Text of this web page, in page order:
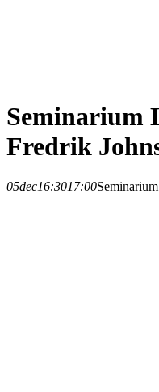
Seminarium
Fredrik
05dec16:3017:00